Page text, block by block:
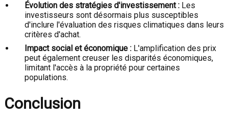
Évolution des stratégies d'investissement : Les
investisseurs sont désormais plus susceptibles
d'inclure l'évaluation des risques climatiques dans leurs
critères d'achat.
Impact social et économique : L'amplification des prix
peut également creuser les disparités économiques,
limitant l'accès à la propriété pour certaines
populations.
Conclusion